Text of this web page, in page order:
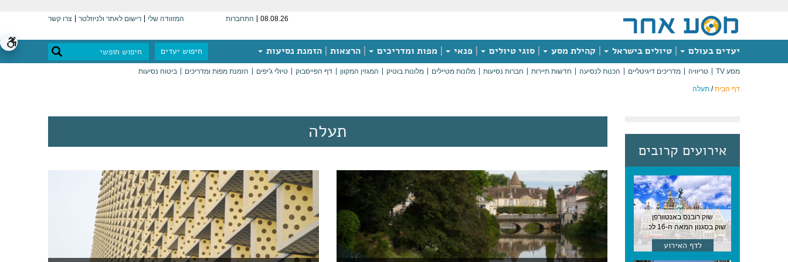
08.08.26 התחברות המזוודה שלי רישום לאתר ולניוזלטר צרו קשר
יעדים בעולם טיולים בישראל קהילת מסע סוגי טיולים פנאי מפות ומדריכים הרצאות הזמנת נסיעות חיפוש יעדים
מסע TV טריוויה מדריכים דיגיטליים הכנות לנסיעה חדשות תיירות חברות נסיעות מלונות מטיילים מלונות בוטיק המגזין המקוון דף הפייסבוק טיולי ג'יפים הזמנת מפות ומדריכים ביטוח נסיעות
דף הבית/ תעלה
אירועים קרובים
שוק רובנס באנטוורפן
שוק בסגנון המאה ה-16 לכבודו של הצייר המפורסם, בן העיר, נערך ב-15 באוגוסט באנטוורפן
לדף האירוע
תעלה